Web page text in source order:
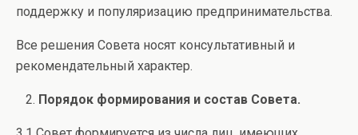
поддержку и популяризацию предпринимательства.
Все решения Совета носят консультативный и
рекомендательный характер.
Порядок формирования и состав Совета.